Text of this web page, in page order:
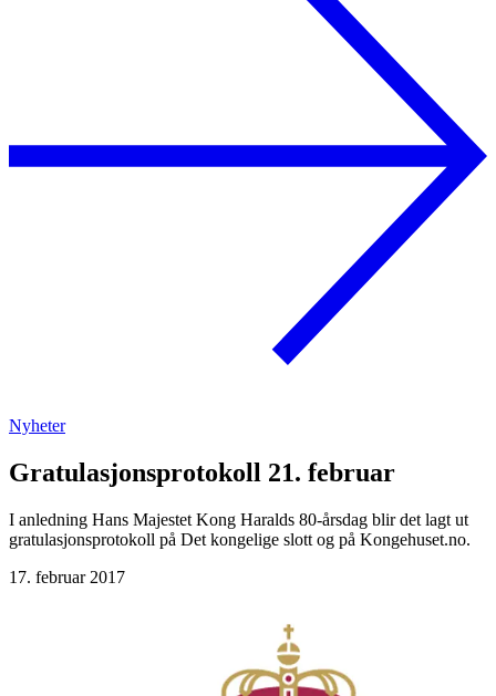
Nyheter
Gratulasjonsprotokoll 21. februar
I anledning Hans Majestet Kong Haralds 80-årsdag blir det lagt ut
gratulasjonsprotokoll på Det kongelige slott og på Kongehuset.no.
17. februar 2017